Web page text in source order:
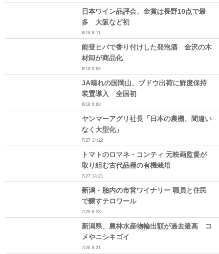
日本ワイン品評会、金賞は長野10点で最
多 大阪など初
8/18 9:11
能登ヒバで香り付けした発泡酒 金沢の木
材卸が商品化
8/18 9:09
JA晴れの国岡山、ブドウ出荷に鮮度保持
装置導入 全国初
8/18 9:08
ヤンマーアグリ社長「日本の農機、間違い
なく大型化」
7/27 14:22
トマトのロマネ・コンティ 元映画監督が
取り組む古代品種の有機栽培
7/27 14:21
新潟・胎内の市営ワイナリー 職員と住民
で醸すテロワール
7/20 9:23
新潟県、農林水産物輸出額が過去最高 コ
メやニシキゴイ
7/20 9:21